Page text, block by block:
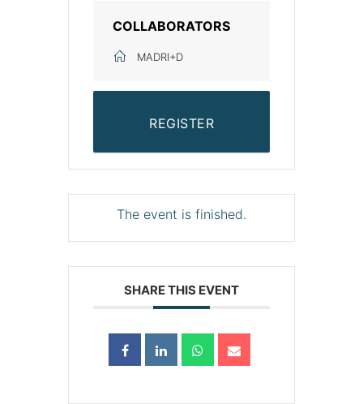
COLLABORATORS
MADRI+D
REGISTER
The event is finished.
SHARE THIS EVENT